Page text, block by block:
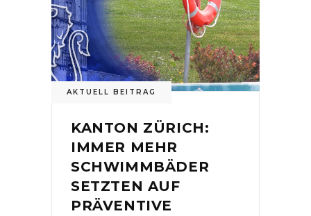
AKTUELL BEITRAG
KANTON ZÜRICH:
IMMER MEHR
SCHWIMMBÄDER
SETZTEN AUF
PRÄVENTIVE